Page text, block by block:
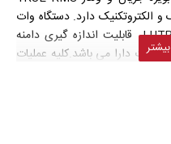
و الکتروتکنیک دارد. دستگاه وات
متر توان سنج لوترون LUTRON DW-6063 قابلیت اندازه گیری دامنه
های متعددی را در توان پایین از 0 تا 520 وات دارا می باشد.کلیه عملیات
صورت خودکار انجام و در صورت
منتقل کند.